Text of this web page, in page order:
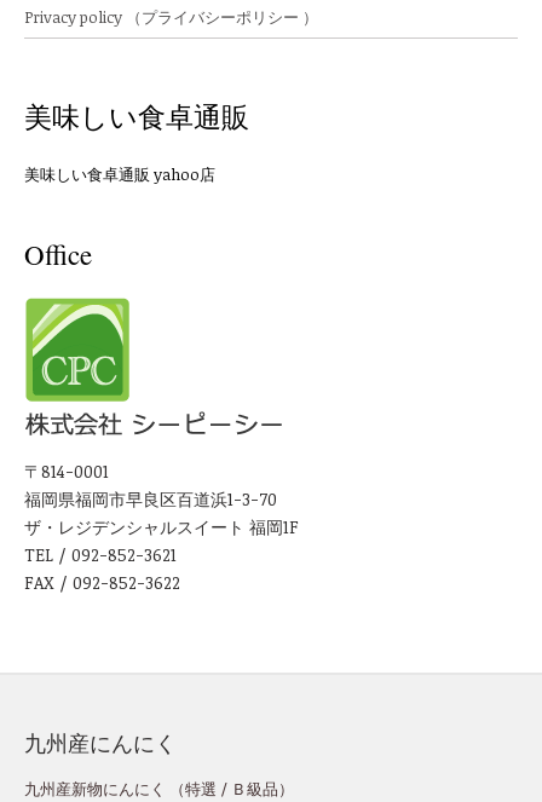
Privacy policy （プライバシーポリシー ）
美味しい食卓通販
美味しい食卓通販 yahoo店
Office
〒814-0001
福岡県福岡市早良区百道浜1-3-70
ザ・レジデンシャルスイート 福岡1F
TEL / 092-852-3621
FAX / 092-852-3622
九州産にんにく
九州産新物にんにく （特選 / Ｂ級品）